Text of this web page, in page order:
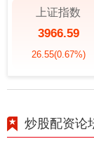
上证指数
3966.59
26.55(0.67%)
炒股配资论